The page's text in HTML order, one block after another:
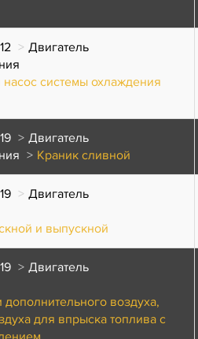
Двигатель
насос системы охлаждения
Двигатель
Краник сливной
Двигатель
и выпускной
Двигатель
дополнительного воздуха,
для впрыска топлива с